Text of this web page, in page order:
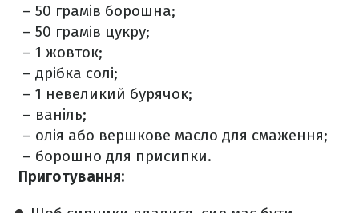
– 50 грамів борошна;
– 50 грамів цукру;
– 1 жовток;
– дрібка солі;
– 1 невеликий бурячок;
– ваніль;
– олія або вершкове масло для смаження;
– борошно для присипки.
Приготування: